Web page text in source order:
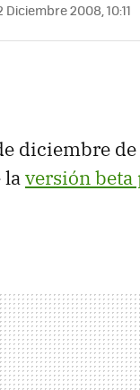
2008, 10:11
diciembre
laversión